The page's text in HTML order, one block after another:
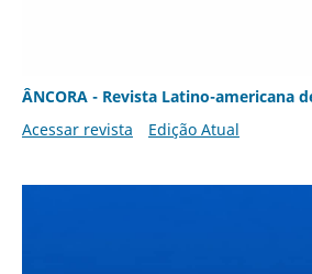
ÂNCORA - Revista Latino-americana
Acessar revista
Edição Atual